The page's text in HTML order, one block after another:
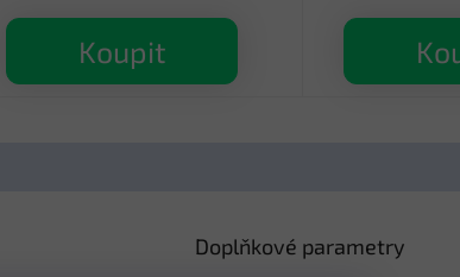
Koupit
Doplňkové parametry